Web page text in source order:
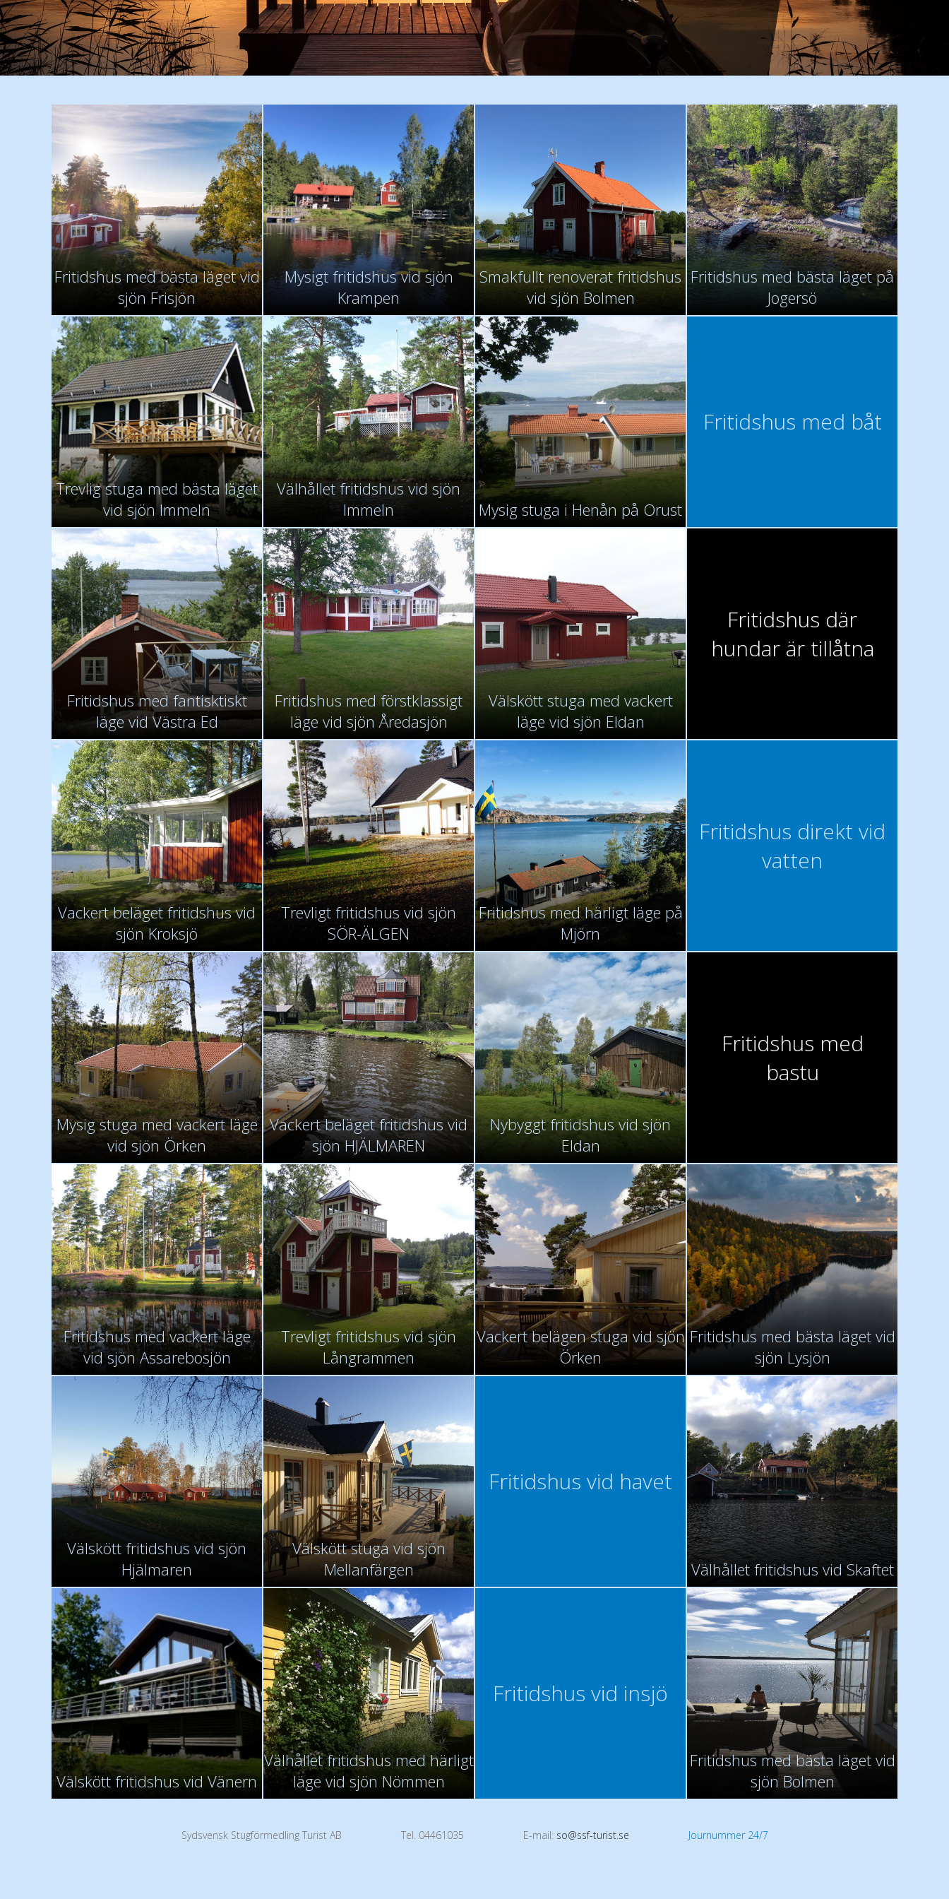
- Waltraud
- Holger
Fritidshus med bästa läget vid
sjön Frisjön
Mysigt fritidshus vid sjön
Krampen
Smakfullt renoverat fritidshus
vid sjön Bolmen
Fritidshus med bästa läget på
Jogersö
Trevlig stuga med bästa läget
vid sjön Immeln
Välhållet fritidshus vid sjön
Immeln
Mysig stuga i Henån på Orust
Fritidshus med båt
Fritidshus med fantisktiskt
läge vid Västra Ed
Fritidshus med förstklassigt
läge vid sjön Åredasjön
Välskött stuga med vackert
läge vid sjön Eldan
Fritidshus där
hundar är tillåtna
Vackert beläget fritidshus vid
sjön Kroksjö
Trevligt fritidshus vid sjön
SÖR-ÄLGEN
Fritidshus med härligt läge på
Mjörn
Fritidshus direkt vid
vatten
Mysig stuga med vackert läge
vid sjön Örken
Vackert beläget fritidshus vid
sjön HJÄLMAREN
Nybyggt fritidshus vid sjön
Eldan
Fritidshus med
bastu
Fritidshus med vackert läge
vid sjön Assarebosjön
Trevligt fritidshus vid sjön
Långrammen
Vackert belägen stuga vid sjön
Örken
Fritidshus med bästa läget vid
sjön Lysjön
Välskött fritidshus vid sjön
Hjälmaren
Välskött stuga vid sjön
Mellanfärgen
Fritidshus vid havet
Välhållet fritidshus vid Skaftet
Välskött fritidshus vid Vänern
Välhållet fritidshus med härligt
läge vid sjön Nömmen
Fritidshus vid insjö
Fritidshus med bästa läget vid
sjön Bolmen
Sydsvensk Stugförmedling Turist AB Tel. 04461035 E-mail: so@ssf-turist.se Journummer 24/7